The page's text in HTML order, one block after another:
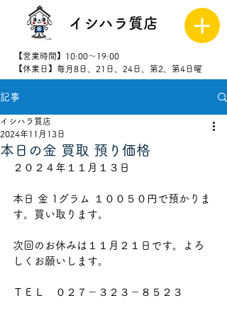
イシハラ質店
【営業時間】10:00～19:00
【休業日】毎月8日、21日、24日、第2、第4日曜
8523
記事
本日の金 買取 預り価格
イシハラ質店
2024年11月13日
２０２４年１１月１３日
本日 金 1グラム １００５０ 円で預かりま
す。買い取ります。
次回のお休みは１１月２１ 日です。よろ
しくお願いします。
ＴＥＬ　０２７－３２３－８５２３